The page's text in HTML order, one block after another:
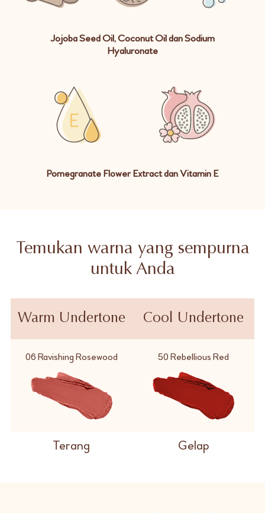
Jojoba Seed Oil, Coconut Oil dan Sodium
Hyaluronate
Pomegranate Flower Extract dan Vitamin E
Temukan warna yang sempurna
untuk Anda
Warm Undertone Cool Undertone
06 Ravishing Rosewood 50 Rebellious Red
Terang Gelap